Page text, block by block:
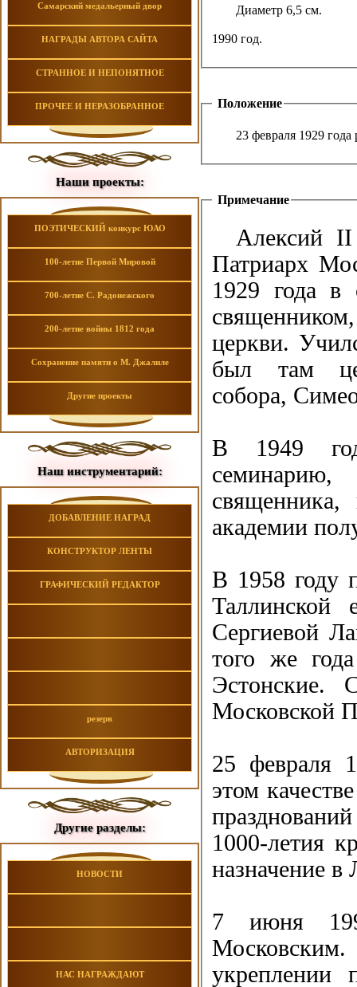
Самарский медальерный двор
НАГРАДЫ АВТОРА САЙТА
СТРАННОЕ И НЕПОНЯТНОЕ
ПРОЧЕЕ И НЕРАЗОБРАННОЕ
Наши проекты:
ПОЭТИЧЕСКИЙ конкурс ЮАО
100-летие Первой Мировой
700-летие С. Радонежского
200-летие войны 1812 года
Сохранение памяти о М. Джалиле
Другие проекты
Наш инструментарий:
ДОБАВЛЕНИЕ НАГРАД
КОНСТРУКТОР ЛЕНТЫ
ГРАФИЧЕСКИЙ РЕДАКТОР
резерв
АВТОРИЗАЦИЯ
Другие разделы:
НОВОСТИ
НАС НАГРАЖДАЮТ
Диаметр 6,5 см.
1990 год.
Положение
23 февраля 1929
Примечание
Алексий
Патриарх
1929 года в
церкви.
был там
собора,
В 1949
академии
В 1958 году
Сергиевой
того же
Эстонские.
Московской
25 февраля
этом
1000-летия
назначение
7 июня
укреплении